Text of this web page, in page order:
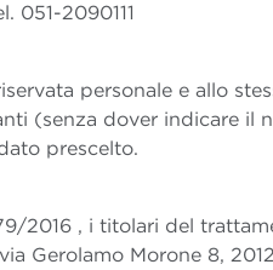
051-2090111
personale e allo
(senza dover indicare il
prescelto.
2016 , i titolari del
Gerolamo Morone 8,